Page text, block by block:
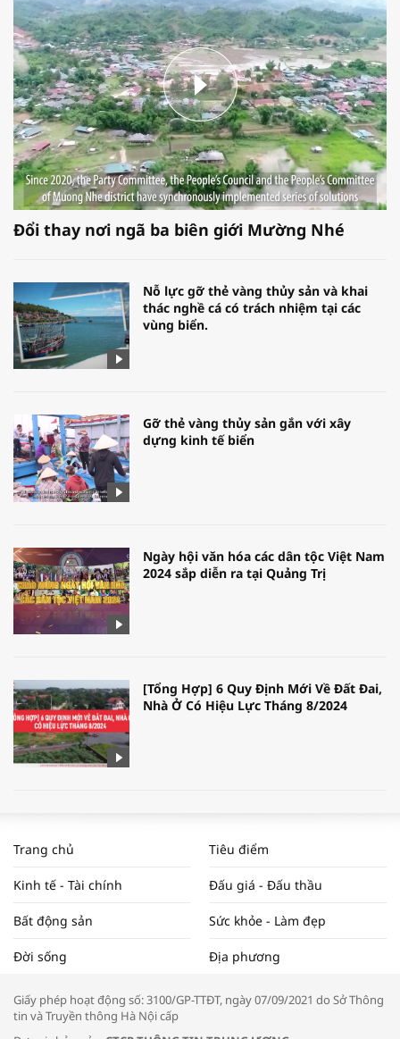
Đổi thay nơi ngã ba biên giới Mường Nhé
Nỗ lực gỡ thẻ vàng thủy sản và khai
thác nghề cá có trách nhiệm tại các
vùng biển.
Gỡ thẻ vàng thủy sản gắn với xây
dựng kinh tế biển
Ngày hội văn hóa các dân tộc Việt Nam
2024 sắp diễn ra tại Quảng Trị
[Tổng Hợp] 6 Quy Định Mới Về Đất Đai,
Nhà Ở Có Hiệu Lực Tháng 8/2024
ĐẬP THỊ TRƯỜNG #62
Tọa đàm “Xúc tiến thương mại: Khơi
thông đầu ra cho sản phẩm OCOP”
Trang chủ Tiêu điểm
Kinh tế - Tài chính Đấu giá - Đấu thầu
Bất động sản Sức khỏe - Làm đẹp
Đời sống Địa phương
Giấy phép hoạt động số: 3100/GP-TTĐT, ngày 07/09/2021 do Sở Thông
tin và Truyền thông Hà Nội cấp